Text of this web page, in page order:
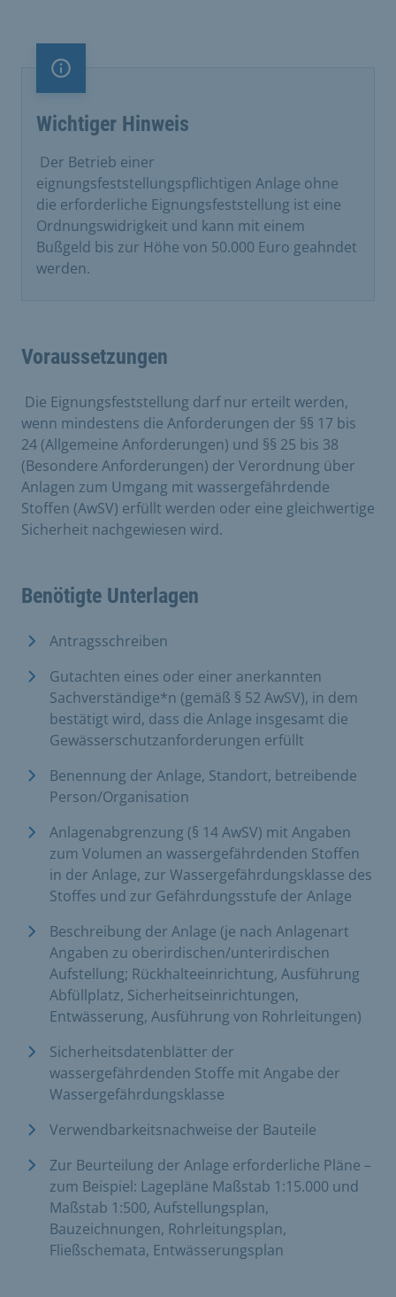
Information
Wichtiger Hinweis
​ Der Betrieb einer
eignungsfeststellungspflichtigen Anlage ohne
die erforderliche Eignungsfeststellung ist eine
Ordnungswidrigkeit und kann mit einem
Bußgeld bis zur Höhe von 50.000 Euro geahndet
werden.
Voraussetzungen
​ Die Eignungsfeststellung darf nur erteilt werden,
wenn mindestens die Anforderungen der §§ 17 bis
24 (Allgemeine Anforderungen) und §§ 25 bis 38
(Besondere Anforderungen) der Verordnung über
Anlagen zum Umgang mit wassergefährdende
Stoffen (AwSV) erfüllt werden oder eine gleichwertige
Sicherheit nachgewiesen wird.
Benötigte Unterlagen
Antragsschreiben
Gutachten eines oder einer anerkannten
Sachverständige*n (gemäß § 52 AwSV), in dem
bestätigt wird, dass die Anlage insgesamt die
Gewässerschutzanforderungen erfüllt
Benennung der Anlage, Standort, betreibende
Person/Organisation
Anlagenabgrenzung (§ 14 AwSV) mit Angaben
zum Volumen an wassergefährdenden Stoffen
in der Anlage, zur Wassergefährdungsklasse des
Stoffes und zur Gefährdungsstufe der Anlage
Beschreibung der Anlage (je nach Anlagenart
Angaben zu oberirdischen/unterirdischen
Aufstellung; Rückhalteeinrichtung, Ausführung
Abfüllplatz, Sicherheitseinrichtungen,
Entwässerung, Ausführung von Rohrleitungen)
Sicherheitsdatenblätter der
wassergefährdenden Stoffe mit Angabe der
Wassergefährdungsklasse
Verwendbarkeitsnachweise der Bauteile
Zur Beurteilung der Anlage erforderliche Pläne –
zum Beispiel: Lagepläne Maßstab 1:15.000 und
Maßstab 1:500, Aufstellungsplan,
Bauzeichnungen, Rohrleitungsplan,
Fließschemata, Entwässerungsplan